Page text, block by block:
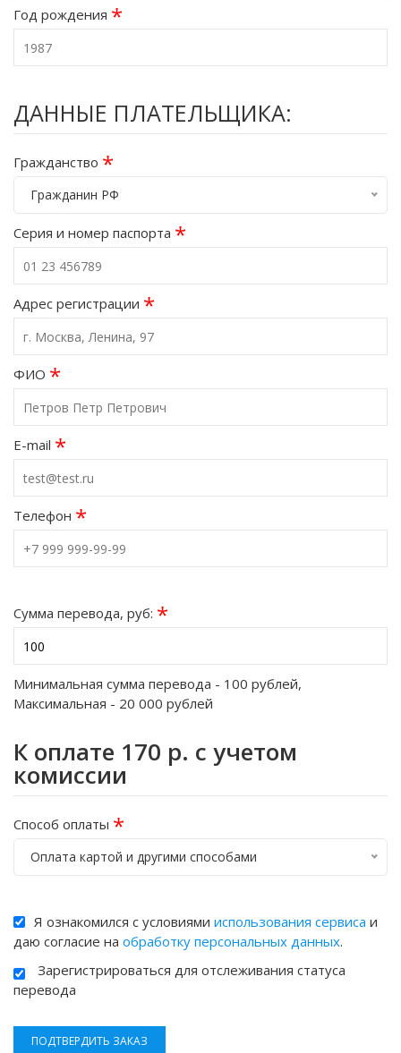
Год рождения *
ДАННЫЕ ПЛАТЕЛЬЩИКА:
Гражданство *
Гражданин РФ
Серия и номер паспорта *
Адрес регистрации *
ФИО *
E-mail *
Телефон *
Сумма перевода, руб: *
Минимальная сумма перевода - 100 рублей,
Максимальная - 20 000 рублей
К оплате 170 р. с учетом
комиссии
Способ оплаты *
Оплата картой и другими способами
Я ознакомился с условиями использования сервиса и
даю согласие на обработку персональных данных.
Зарегистрироваться для отслеживания статуса
перевода
ПОДТВЕРДИТЬ ЗАКАЗ